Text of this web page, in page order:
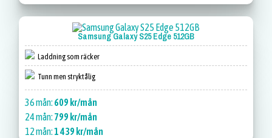
Samsung Galaxy S25 Edge 512GB
Laddning som räcker
Tunn men stryktålig
36 mån: 609 kr/mån
24 mån: 799 kr/mån
12 mån:1 439 kr/mån